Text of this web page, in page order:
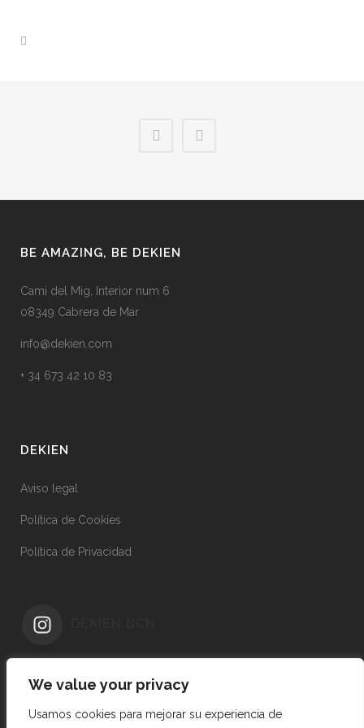
We value your privacy
Usamos cookies para mejorar su experiencia de
BE AMAZING, BE DEKIEN
Cami del Mig, Interior num 6
08349 Cabrera de Mar
info@dekien.com
+ 34 673 42 10 83
DEKIEN
Aviso legal
Política de Cookies
Política de Privacidad